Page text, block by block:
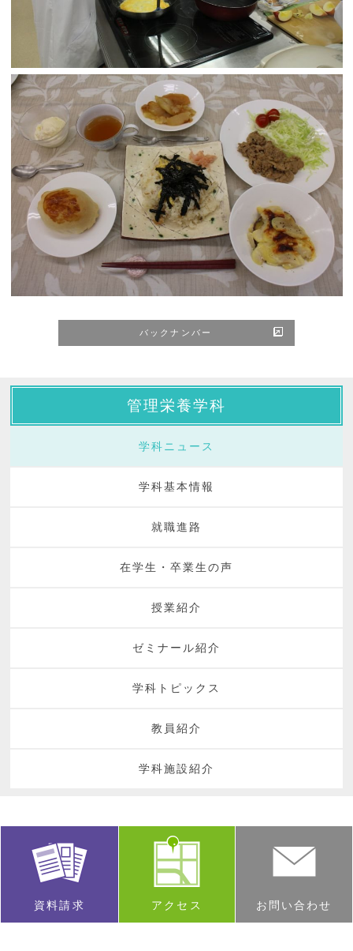
バックナンバー
管理栄養学科
学科ニュース
学科基本情報
就職進路
在学生・卒業生の声
授業紹介
ゼミナール紹介
学科トピックス
教員紹介
学科施設紹介
資料請求 アクセス お問い合わせ